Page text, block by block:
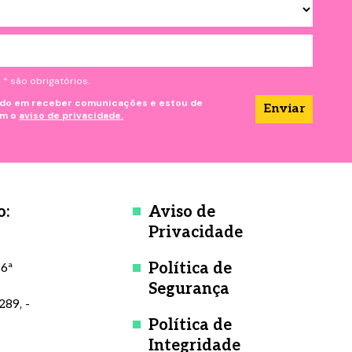
* são obrigatórios.
em receber comunicações e estou de
o aviso de privacidade.
-
Aviso de
Privacidade
Política de
Segurança
Política de
Integridade